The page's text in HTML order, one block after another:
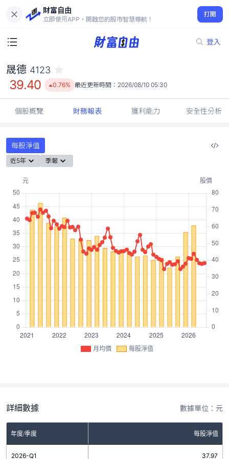
財富自由
立即使用APP，開啟您的股市智慧導航！
打開
登入
39.40
0.76%
晟德 4123
39.40 0.76% 最近更新時間： 2026/08/10 05:30
個股概覽 財務報表 獲利能力 安全性分析
每股淨值
近5年 季報
月均價 每股淨值
詳細數據 數據單位：元
年度/季度 每股淨值
2026-Q1 37.97